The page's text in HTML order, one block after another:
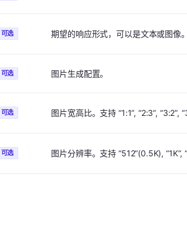
可选 期望的响应形式，可以是文本或图像。
可选 图片生成配置。
可选 图片宽高比。支持 “1:1”, “2:3”, “3:2”,
可选 图片分辨率。支持 “512”(0.5K), “1K”,